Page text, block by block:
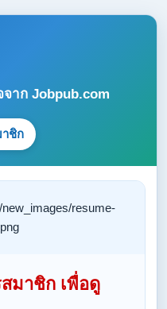
จาก Jobpub.com
ชิก
มาชิก เพื่อดู